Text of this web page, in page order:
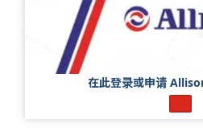
在此登录或申请
登录